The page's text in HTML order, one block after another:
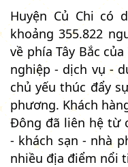
Huyện Củ Chi có
khoảng 355.822
về phía Tây Bắc
nghiệp - dịch vụ -
chủ yếu thúc đẩy
phương. Khách
Đông đã liên hệ từ
- khách sạn - nhà
nhiều địa điểm nổi